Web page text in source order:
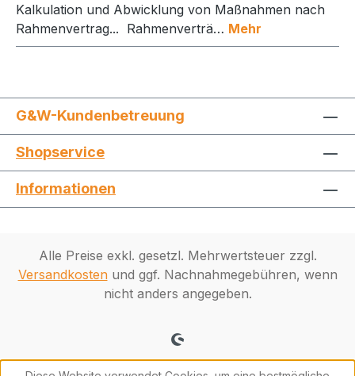
Kalkulation und Abwicklung von Maßnahmen nach
Rahmenvertrag... Rahmenverträ… Mehr
G&W-Kundenbetreuung
Shopservice
Informationen
Alle Preise exkl. gesetzl. Mehrwertsteuer zzgl.
Versandkostenund ggf. Nachnahmegebühren, wenn
nicht anders angegeben.